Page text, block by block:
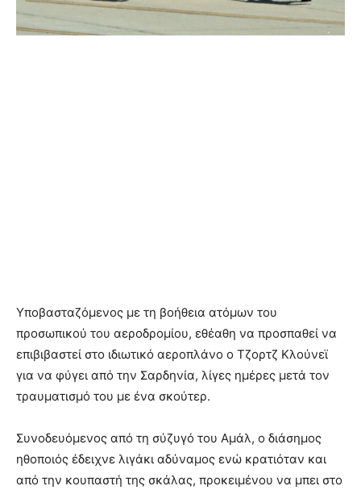
Υποβασταζόμενος με τη βοήθεια ατόμων του
προσωπικού του αεροδρομίου, εθέαθη να προσπαθεί να
επιβιβαστεί στο ιδιωτικό αεροπλάνο ο Τζορτζ Κλούνεϊ
για να φύγει από την Σαρδηνία, λίγες ημέρες μετά τον
τραυματισμό του με ένα σκούτερ.
Συνοδευόμενος από τη σύζυγό του Αμάλ, ο διάσημος
ηθοποιός έδειχνε λιγάκι αδύναμος ενώ κρατιόταν και
από την κουπαστή της σκάλας, προκειμένου να μπει στο